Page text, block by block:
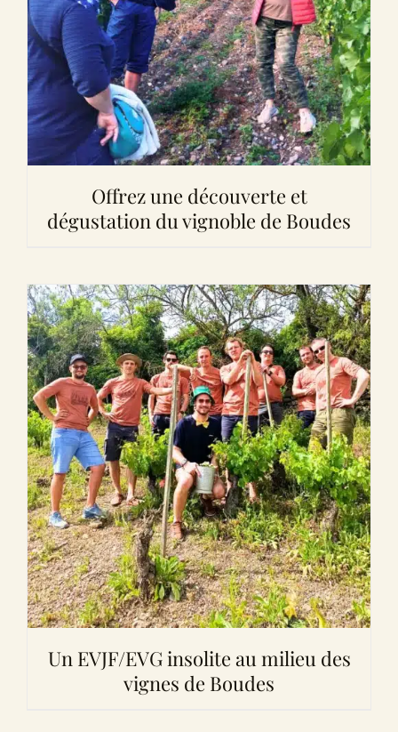
Offrez une découverte et
dégustation du vignoble de Boudes
Un EVJF/EVG insolite au milieu des
vignes de Boudes